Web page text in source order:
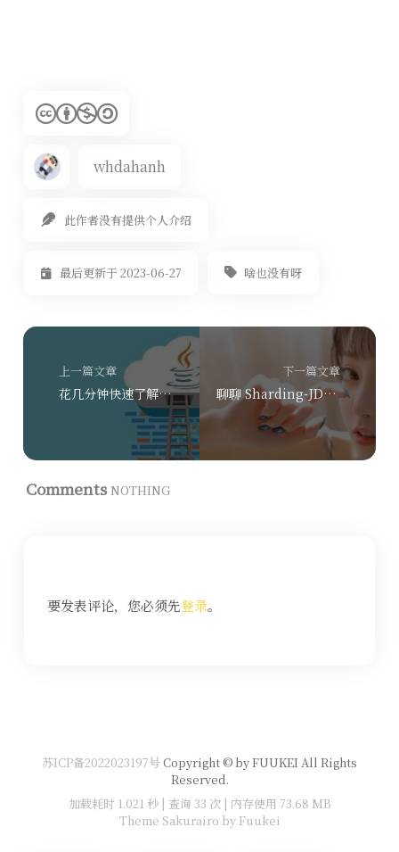
whdahanh
此作者没有提供个人介绍
最后更新于 2023-06-27 啥也没有呀
上一篇文章
花几分钟快速了解一下泛型与枚举（有手就会）
下一篇文章
聊聊 Sharding-JDBC 分库分表（一）
Comments NOTHING
要发表评论，您必须先登录。
苏ICP备2022023197号Copyright © by FUUKEI All Rights
Reserved.
加载耗时 1.021 秒 | 查询 33 次 | 内存使用 73.68 MB
Theme Sakurairo by Fuukei